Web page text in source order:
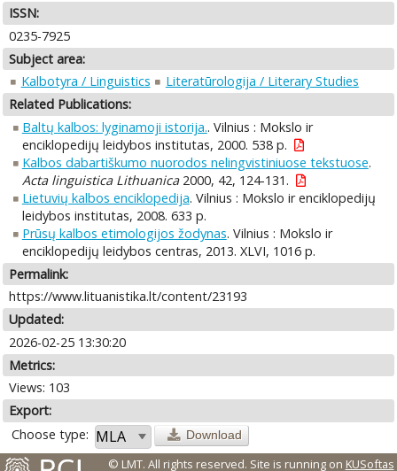
ISSN:
0235-7925
Subject area:
Kalbotyra / Linguistics
Literatūrologija / Literary Studies
Related Publications:
Baltų kalbos: lyginamoji istorija.. Vilnius : Mokslo ir
enciklopedijų leidybos institutas, 2000. 538 p.
Kalbos dabartiškumo nuorodos nelingvistiniuose tekstuose.
Acta linguistica Lithuanica2000, 42, 124-131.
Lietuvių kalbos enciklopedija. Vilnius : Mokslo ir enciklopedijų
leidybos institutas, 2008. 633 p.
Prūsų kalbos etimologijos žodynas. Vilnius : Mokslo ir
enciklopedijų leidybos centras, 2013. XLVI, 1016 p.
Permalink:
https://www.lituanistika.lt/content/23193
Updated:
2026-02-25 13:30:20
Metrics:
Views: 103
Export:
Choose type:
Download
© LMT. All rights reserved. Site is running on KUSoftas